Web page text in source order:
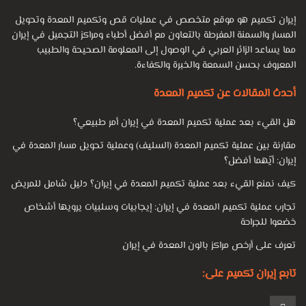
نواجهها لإجراء جراحة تكميم المعدة؟
هل يصل الشخص إلى الوزن المطلوب بعد الجراحة؟
بدانة
السمنة تعني التراكم الزائد للأنسجة الدهنية في أجزاء معينة من
مختلفة مثل المعدة والجانبين والوركين والصدر والذراعين ، إلخ.
اليوم ، أصبحت السمنة مرضًا ، بالإضافة إلى المشاكل الجسدية ،
يتسبب أحيانًا أيضًا في مشاكل عقلية وعاطفية لدى بعض الأشخاص.
إيران تكميم هو موقع متخصص في عمليات قص وتكميم المعدة وتحويل
المسار والسمنة المفرطة بالتعاون مع أفضل أطباء ومراكز التجميل في إيران
مما يساعد الزائر العربي في الوصول إلى المعلومة الصحيحة والطبيب
المعروف بحسن السمعة والخبرة والكفاءة.
أحدث المقالات عن تكميم المعدة
هل القيء بعد عملية تكميم المعدة في إيران أمر طبيعي؟
مقارنة بين عملية تكميم المعدة (السليف) وعملية تحويل مسار المعدة في
إيران: أيّهما أفضل؟
كيف نمنع القيء بعد عملية تكميم المعدة في إيران؟ دليل شامل للمريض
تجارب عملية تكميم المعدة في إيران: إيجابيات وسلبيات يرويها أشخاص
خضعوا للجراحة
تعرف على أرخص مراكز بالون المعدة في إيران
تابع إيران تكميم على: